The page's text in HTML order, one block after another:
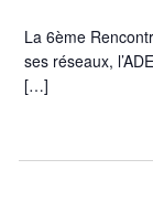
La 6ème
ses réseaux,
[…]